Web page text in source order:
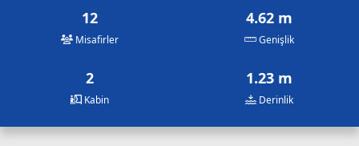
12
Misafirler
4.62 m
Genişlik
2
Kabin
1.23 m
Derinlik